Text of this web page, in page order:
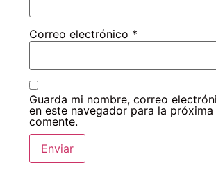
Correo electrónico *
Guarda mi nombre, correo
en este navegador para la
comente.